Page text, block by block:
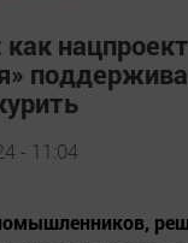
нацпроект
- 11:04